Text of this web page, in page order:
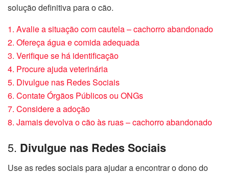
solução definitiva para o cão.
1. Avalie a situação com cautela – cachorro abandonado
2. Ofereça água e comida adequada
3. Verifique se há identificação
4. Procure ajuda veterinária
5. Divulgue nas Redes Sociais
6. Contate Órgãos Públicos ou ONGs
7. Considere a adoção
8. Jamais devolva o cão às ruas – cachorro abandonado
5. Divulgue nas Redes Sociais
Use as redes sociais para ajudar a encontrar o dono do